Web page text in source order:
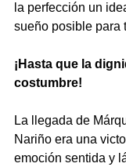
la perfección un
sueño posible para
¡Hasta que la
costumbre!
La llegada de
Nariño era una
emoción sentida y